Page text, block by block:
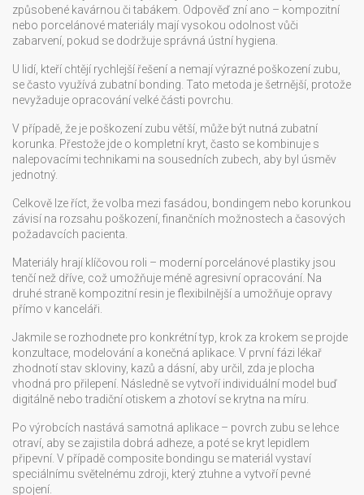
způsobené kavárnou či tabákem. Odpověď zní ano – kompozitní
nebo porcelánové materiály mají vysokou odolnost vůči
zabarvení, pokud se dodržuje správná ústní hygiena.
U lidí, kteří chtějí rychlejší řešení a nemají výrazné poškození zubu,
se často využívá zubatní bonding . Tato metoda je šetrnější, protože
nevyžaduje opracování velké části povrchu.
V případě, že je poškození zubu větší, může být nutná zubatní
korunka . Přestože jde o kompletní kryt, často se kombinuje s
nalepovacími technikami na sousedních zubech, aby byl úsměv
jednotný.
Celkově lze říct, že volba mezi fasádou, bondingem nebo korunkou
závisí na rozsahu poškození, finančních možnostech a časových
požadavcích pacienta.
Materiály hrají klíčovou roli – moderní porcelánové plastiky jsou
tenčí než dříve, což umožňuje méně agresivní opracování. Na
druhé straně kompozitní resin je flexibilnější a umožňuje opravy
přímo v kanceláři.
Jakmile se rozhodnete pro konkrétní typ, krok za krokem se projde
konzultace, modelování a konečná aplikace. V první fázi lékař
zhodnotí stav skloviny, kazů a dásní, aby určil, zda je plocha
vhodná pro přilepení. Následně se vytvoří individuální model buď
digitálně nebo tradiční otiskem a zhotoví se krytna na míru.
Po výrobcích nastává samotná aplikace – povrch zubu se lehce
otraví, aby se zajistila dobrá adheze, a poté se kryt lepidlem
připevní. V případě composite bondingu se materiál vystaví
speciálnímu světelnému zdroji, který ztuhne a vytvoří pevné
spojení.